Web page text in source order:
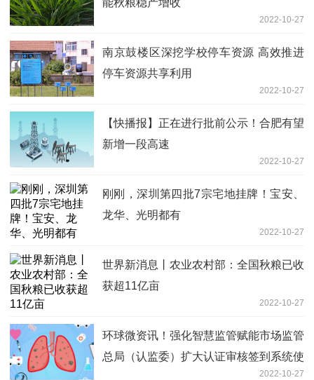
2022-10-27
南京鼓楼区深挖学校停车资源 高效推进
停车资源共享利用
2022-10-27
【快播报】正在进行批前公示！合肥有望
新增一段高速
2022-10-27
刚刚，深圳第四批7宗宅地挂牌！宝安、
龙华、光明都有
2022-10-27
世界新消息丨农业农村部：全国秋粮已收
获超11亿亩
2022-10-27
环球微资讯！强化智慧监管赋能市场监管
总局（认监委）扩大认证审核签到系统使
2022-10-27